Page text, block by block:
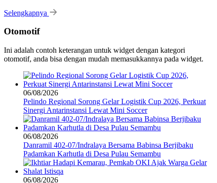
Selengkapnya
Otomotif
Ini adalah contoh keterangan untuk widget dengan kategori
otomotif, anda bisa dengan mudah memasukkannya pada widget.
06/08/2026
Pelindo Regional Sorong Gelar Logistik Cup 2026, Perkuat
Sinergi Antarinstansi Lewat Mini Soccer
06/08/2026
Danramil 402-07/Indralaya Bersama Babinsa Berjibaku
Padamkan Karhutla di Desa Pulau Semambu
06/08/2026